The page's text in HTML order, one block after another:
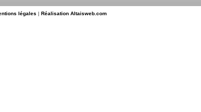
légales | Réalisation Altaisweb.com